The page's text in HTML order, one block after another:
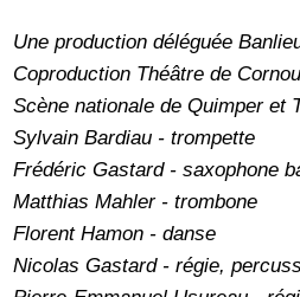
Une production déléguée
Coproduction Théâtre de
Scène nationale de Quimper et
Sylvain Bardiau - trompette
Frédéric Gastard - saxophone
Matthias Mahler - trombone
Florent Hamon - danse
Nicolas Gastard - régie,